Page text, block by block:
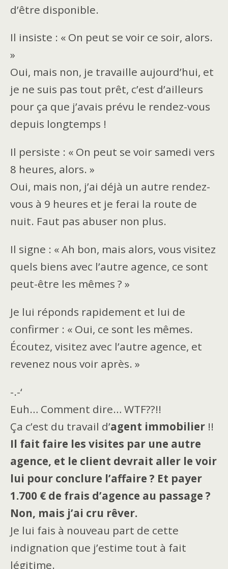
d’être disponible.
Il insiste : « On peut se voir ce soir, alors.
»
Oui, mais non, je travaille aujourd’hui, et
je ne suis pas tout prêt, c’est d’ailleurs
pour ça que j’avais prévu le rendez-vous
depuis longtemps !
Il persiste : « On peut se voir samedi vers
8 heures, alors. »
Oui, mais non, j’ai déjà un autre rendez-
vous à 9 heures et je ferai la route de
nuit. Faut pas abuser non plus.
Il signe : « Ah bon, mais alors, vous visitez
quels biens avec l’autre agence, ce sont
peut-être les mêmes ? »
Je lui réponds rapidement et lui de
confirmer : « Oui, ce sont les mêmes.
Écoutez, visitez avec l’autre agence, et
revenez nous voir après. »
-.-‘
Euh… Comment dire… WTF??!!
Ça c’est du travail d’agent immobilier !!
Il fait faire les visites par une autre
agence, et le client devrait aller le voir
lui pour conclure l’affaire ? Et payer
1.700 € de frais d’agence au passage ?
Non, mais j’ai cru rêver.
Je lui fais à nouveau part de cette
indignation que j’estime tout à fait
légitime.